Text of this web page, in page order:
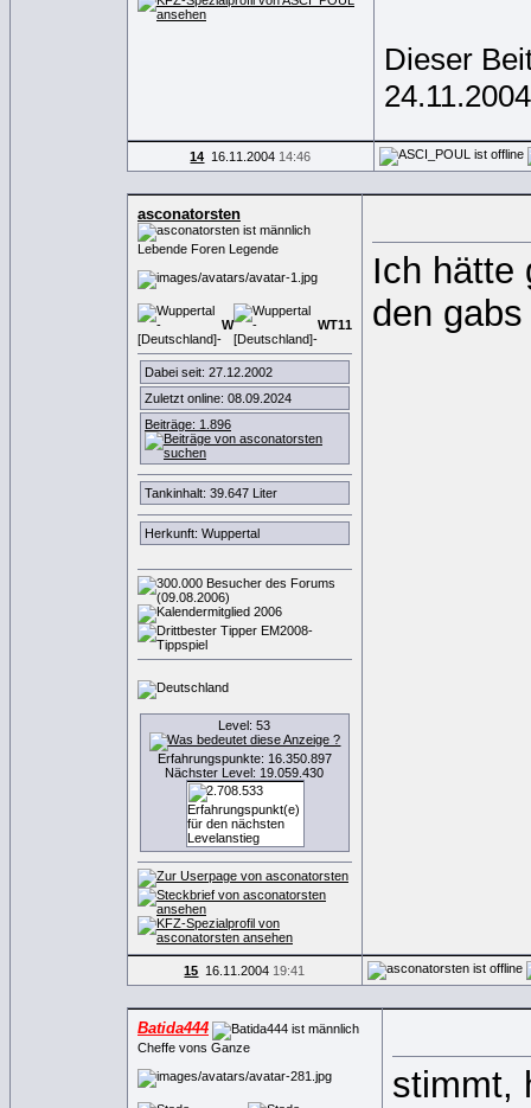
Dieser
14 16.11.2004 14:46
asconatorsten
Lebende Foren Legende
W WT11
Dabei seit: 27.12.2002
Zuletzt online: 08.09.2024
Beiträge: 1.896
Tankinhalt: 39.647 Liter
Herkunft: Wuppertal
Level: 53
Erfahrungspunkte: 16.350.897
Nächster Level: 19.059.430
Ich hätte
den
15 16.11.2004 19:41
Batida444
Cheffe vons Ganze
stimmt,